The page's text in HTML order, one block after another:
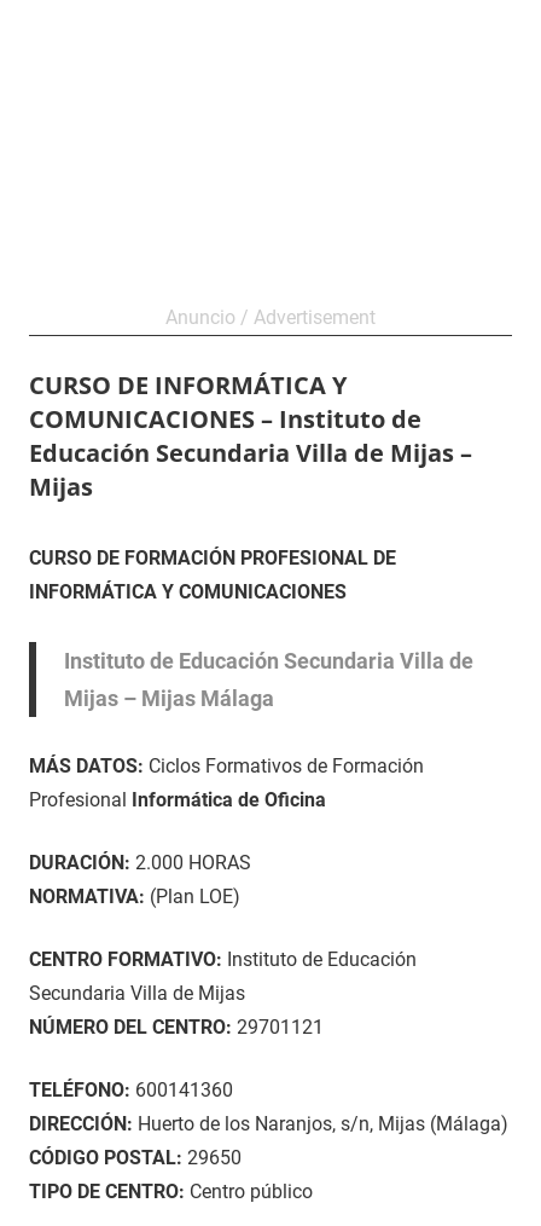
CURSO DE INFORMÁTICA Y
COMUNICACIONES – Instituto de
Educación Secundaria Villa de Mijas –
Mijas
3
de
de
2021
Maria
Curso
en
INFORMÁTICA
COMUNICACIONES
CURSO DE FORMACIÓN PROFESIONAL DE
INFORMÁTICA Y COMUNICACIONES
Instituto de Educación Secundaria Villa de
Mijas – Mijas Málaga
MÁS DATOS: Ciclos Formativos de Formación
Profesional Informática de Oficina
DURACIÓN: 2.000 HORAS
NORMATIVA: (Plan LOE)
CENTRO FORMATIVO: Instituto de Educación
Secundaria Villa de Mijas
NÚMERO DEL CENTRO: 29701121
TELÉFONO: 600141360
DIRECCIÓN: Huerto de los Naranjos, s/n, Mijas (Málaga)
CÓDIGO POSTAL: 29650
TIPO DE CENTRO: Centro público